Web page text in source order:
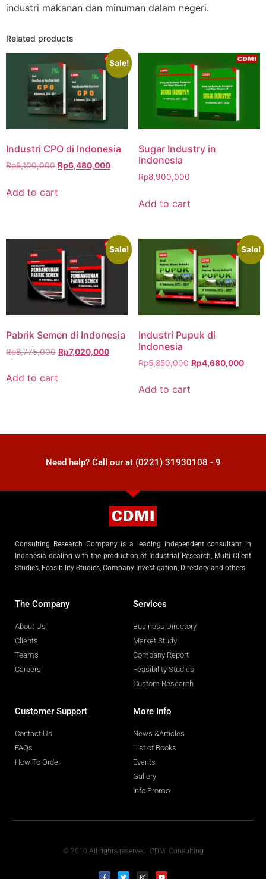
industri makanan dan minuman dalam negeri.
Related products
Sale!
Industri CPO di Indonesia
Rp8,100,000 Rp6,480,000
Add to cart
Sugar Industry in
Indonesia
Rp8,900,000
Add to cart
Sale!
Pabrik Semen di Indonesia
Rp8,775,000 Rp7,020,000
Add to cart
Sale!
Industri Pupuk di
Indonesia
Rp5,850,000 Rp4,680,000
Add to cart
Need help? Call our at (0221) 31930108 - 9
Consulting Research Company is a leading independent consultant in
Indonesia dealing with the production of Industrial Research, Multi Client
Studies, Feasibility Studies, Company Investigation, Directory and others.
The Company
About Us
Clients
Teams
Careers
Services
Business Directory
Market Study
Company Report
Feasibility Studies
Custom Research
Customer Support
Contact Us
FAQs
How To Order
More Info
News &Articles
List of Books
Events
Gallery
Info Promo
© 2010 All rights reserved. CDMI Consulting